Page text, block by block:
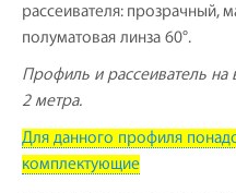
рассеивателя: прозрачный,
полуматовая линза 60°.
Профиль и рассеиватель на
2 метра.
Для данного профиля
комплектующие